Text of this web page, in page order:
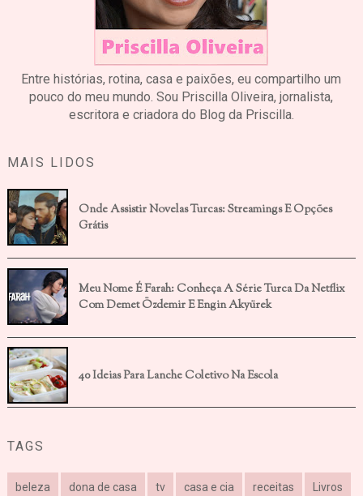
Entre histórias, rotina, casa e paixões, eu compartilho um
pouco do meu mundo. Sou Priscilla Oliveira, jornalista,
escritora e criadora do Blog da Priscilla.
MAIS LIDOS
Onde Assistir Novelas Turcas: Streamings E Opções
Grátis
Meu Nome É Farah: Conheça A Série Turca Da Netflix
Com Demet Özdemir E Engin Akyürek
40 Ideias Para Lanche Coletivo Na Escola
TAGS
beleza dona de casa tv casa e cia receitas Livros